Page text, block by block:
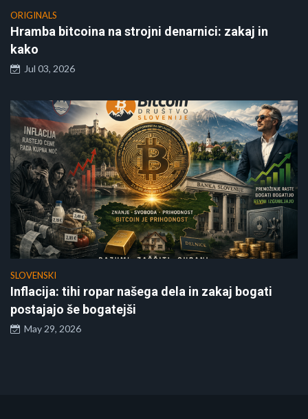
ORIGINALS
Hramba bitcoina na strojni denarnici: zakaj in
kako
Jul 03, 2026
SLOVENSKI
Inflacija: tihi ropar našega dela in zakaj bogati
postajajo še bogatejši
May 29, 2026